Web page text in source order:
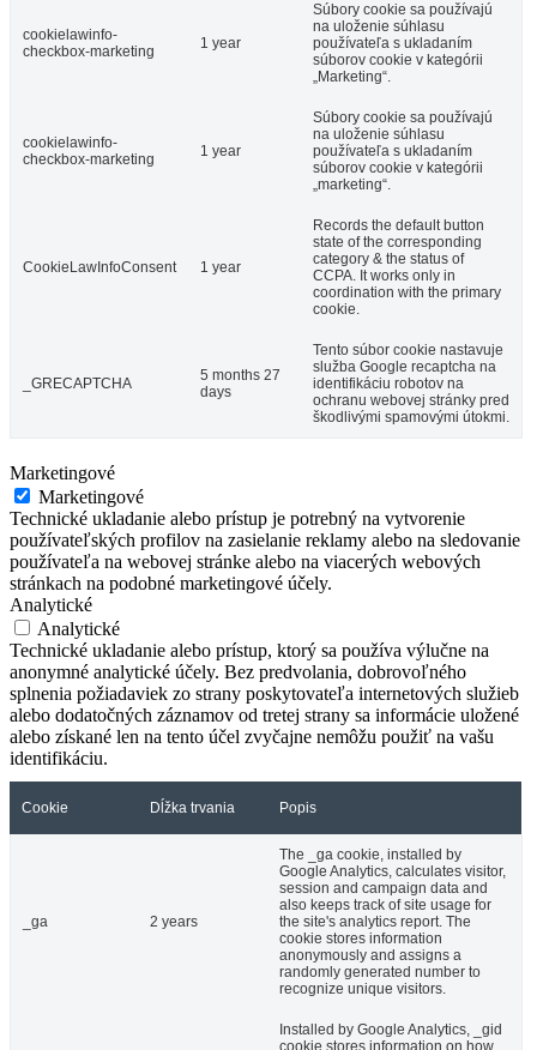
cookielawinfo-
checkbox-marketing
1 year
Súbory cookie sa používajú
na uloženie súhlasu
používateľa s ukladaním
súborov cookie v kategórii
„Marketing“.
cookielawinfo-
checkbox-marketing
1 year
Súbory cookie sa používajú
na uloženie súhlasu
používateľa s ukladaním
súborov cookie v kategórii
„marketing“.
CookieLawInfoConsent 1 year
Records the default button
state of the corresponding
category & the status of
CCPA. It works only in
coordination with the primary
cookie.
_GRECAPTCHA
5 months 27
days
Tento súbor cookie nastavuje
služba Google recaptcha na
identifikáciu robotov na
ochranu webovej stránky pred
škodlivými spamovými útokmi.
Marketingové
Marketingové
Technické ukladanie alebo prístup je potrebný na vytvorenie
používateľských profilov na zasielanie reklamy alebo na sledovanie
používateľa na webovej stránke alebo na viacerých webových
stránkach na podobné marketingové účely.
Analytické
Analytické
Technické ukladanie alebo prístup, ktorý sa používa výlučne na
anonymné analytické účely. Bez predvolania, dobrovoľného
splnenia požiadaviek zo strany poskytovateľa internetových služieb
alebo dodatočných záznamov od tretej strany sa informácie uložené
alebo získané len na tento účel zvyčajne nemôžu použiť na vašu
identifikáciu.
Cookie Dĺžka trvania Popis
_ga 2 years
The _ga cookie, installed by
Google Analytics, calculates visitor,
session and campaign data and
also keeps track of site usage for
the site's analytics report. The
cookie stores information
anonymously and assigns a
randomly generated number to
recognize unique visitors.
Installed by Google Analytics, _gid